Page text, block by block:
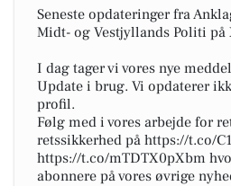
Seneste opdateringer fra
Midt- og Vestjyllands Politi på
I dag tager vi vores nye
Update i brug. Vi opdaterer
profil.
Følg med i vores arbejde for
retssikkerhed på https://t.co/
https://t.co/mTDTX0pXbm
abonnere på vores øvrige